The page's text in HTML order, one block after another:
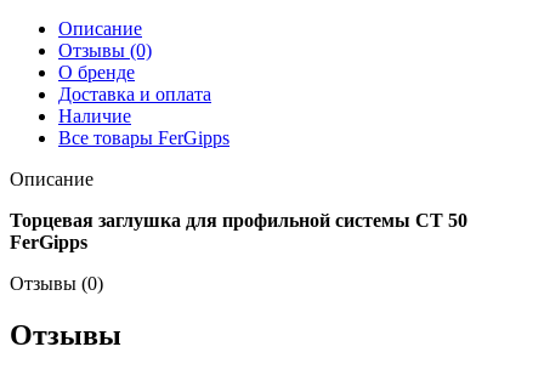
Описание
Отзывы (0)
О бренде
Доставка и оплата
Наличие
Все товары FerGipps
Описание
Торцевая заглушка для профильной системы СТ 50
FerGipps
Отзывы (0)
Отзывы